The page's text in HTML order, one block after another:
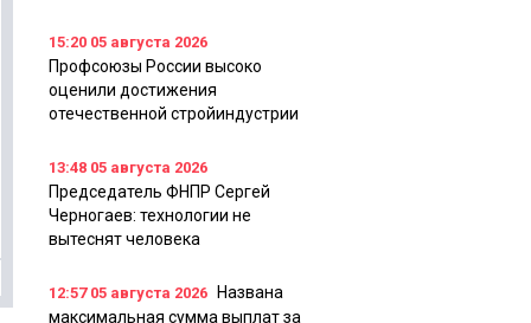
15:20 05 августа 2026
Профсоюзы России высоко
оценили достижения
отечественной стройиндустрии
13:48 05 августа 2026
Председатель ФНПР Сергей
Черногаев: технологии не
вытеснят человека
12:5705 августа 2026
Названа
максимальная сумма выплат за